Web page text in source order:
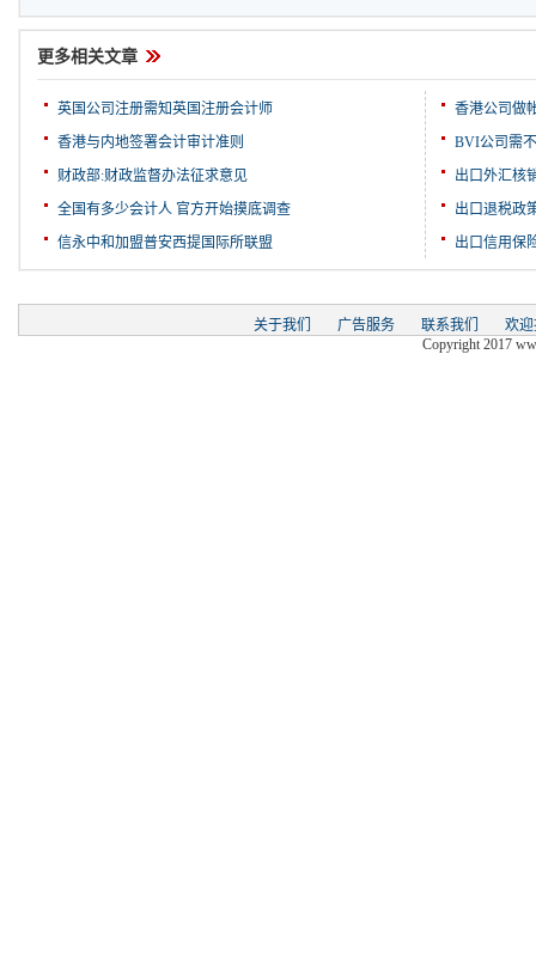
更多相关文章
英国公司注册需知英国注册会计师
香港与内地签署会计审计准则
财政部:财政监督办法征求意见
全国有多少会计人 官方开始摸底调查
信永中和加盟普安西提国际所联盟
香港公司做
BVI公司需
出口外汇核
出口退税政
出口信用保
关于我们 广告服务 联系我们
欢
Copyright 2017